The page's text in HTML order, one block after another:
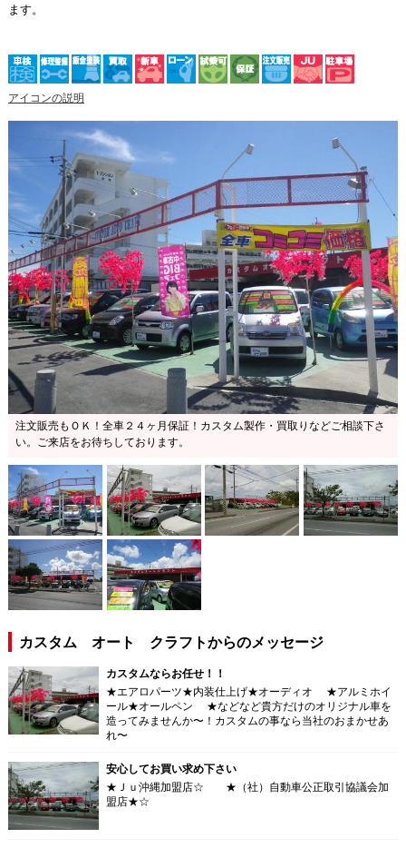
ます。
アイコンの説明
注文販売もＯＫ！全車２４ヶ月保証！カスタム製作・買取りなどご相談下さ
い。ご来店をお待ちしております。
カスタム オート クラフトからのメッセージ
カスタムならお任せ！！
★エアロパーツ★内装仕上げ★オーディオ ★アルミホイ
ール★オールペン ★などなど貴方だけのオリジナル車を
造ってみませんか〜！カスタムの事なら当社のおまかせあ
れ〜
安心してお買い求め下さい
★Ｊｕ沖縄加盟店☆ ★（社）自動車公正取引協議会加
盟店★☆